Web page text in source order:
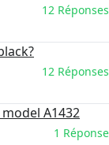
12 Réponses
12 Réponses
A1432
1 Réponse